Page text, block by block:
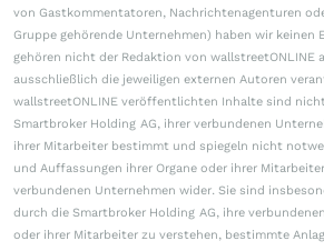
von Gastkommentatoren, Nachrichtenagenturen
Gruppe gehörende Unternehmen) haben wir keinen
gehören nicht der Redaktion von wallstreetONLINE
ausschließlich die jeweiligen externen Autoren
wallstreetONLINE veröffentlichten Inhalte sind
Smartbroker Holding AG, ihrer verbundenen
ihrer Mitarbeiter bestimmt und spiegeln nicht
und Auffassungen ihrer Organe oder ihrer
verbundenen Unternehmen wider. Sie sind
durch die Smartbroker Holding AG, ihre
oder ihrer Mitarbeiter zu verstehen, bestimmte